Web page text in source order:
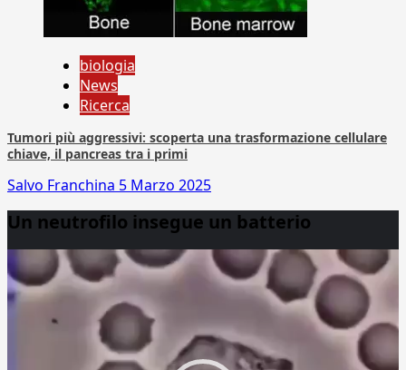
biologia
News
Ricerca
Tumori più aggressivi: scoperta una trasformazione cellulare
chiave, il pancreas tra i primi
Salvo Franchina 5 Marzo 2025
Un neutrofilo insegue un batterio
Player